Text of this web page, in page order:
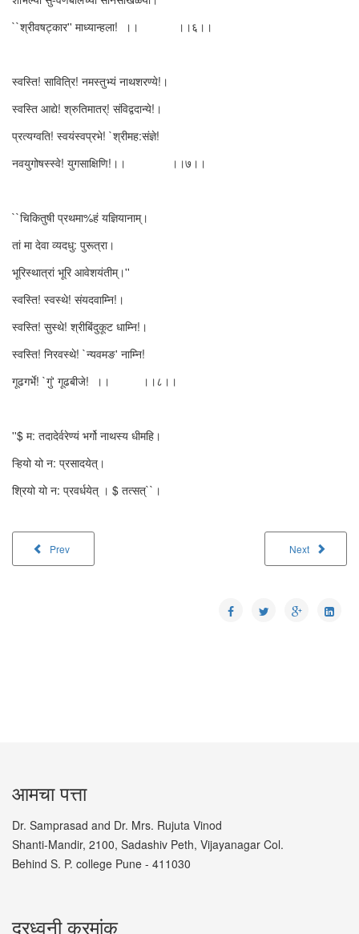
``श्रीवषट्कार'' माध्यान्हला! ।। ।।६।।
स्वस्ति! सावित्रि! नमस्तुभ्यं नाथशरण्ये!।
स्वस्ति आद्ये! श्रुतिमातर्! संविद्वदान्ये!।
प्रत्यग्वति! स्वयंस्वप्रभे! `श्रीमह:संज्ञे!
नवयुगोषस्स्वे! युगसाक्षिणि!।। ।।७।।
``चिकितुषी प्रथमा%हं यज्ञियानाम्।
तां मा देवा व्यदधु: पुरूत्रा।
भूरिस्थात्रां भूरि आवेशयंतीम्।''
स्वस्ति! स्वस्थे! संयदवाम्नि!।
स्वस्ति! सुस्थे! श्रीबिंदुकूट धाम्नि!।
स्वस्ति! निरवस्थे! `न्यवमङ' नाम्नि!
गूढगर्भे! `गुं' गूढबीजे! ।। ।।८।।
''$ म: तदादेर्वरेण्यं भर्गो नाथस्य धीमहि।
ऱ्हियो यो न: प्रसादयेत्।
श्रियो यो न: प्रवर्धयेत् । $ तत्सत्``।
Prev Next
आमचा पत्ता
Dr. Samprasad and Dr. Mrs. Rujuta Vinod
Shanti-Mandir, 2100, Sadashiv Peth, Vijayanagar Col.
Behind S. P. college Pune - 411030
दूरध्वनी क्रमांक